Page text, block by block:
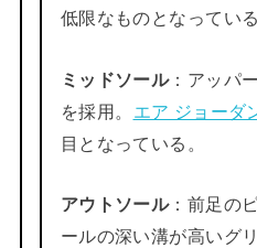
低限なものとなっている
ミッドソール：アッパ
を採用。 エア ジョーダ
目となっている。
アウトソール：前足の
ールの深い溝が高いグ